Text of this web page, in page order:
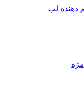
دهنده لب